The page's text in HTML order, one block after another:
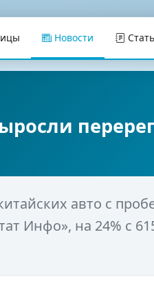
Новости
авто с
Инфо», на 24% с